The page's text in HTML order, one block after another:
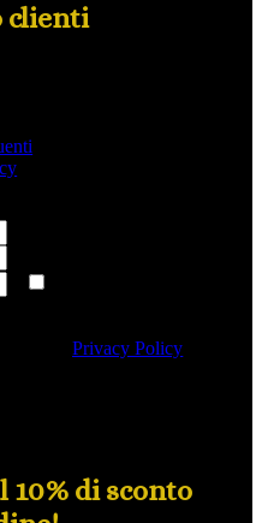
clienti
allaPrivacy Policy
di sconto